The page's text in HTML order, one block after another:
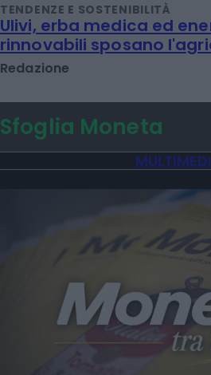
TENDENZE E SOSTENIBILITÀ
Ulivi, erba medica ed
rinnovabili sposano
Redazione
Sfoglia Moneta